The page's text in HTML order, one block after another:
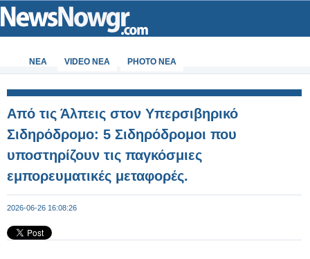
ΝΕΑ VIDEO NEA PHOTO NEA
Από τις Άλπεις στον Υπερσιβηρικό
Σιδηρόδρομο: 5 Σιδηρόδρομοι που
υποστηρίζουν τις παγκόσμιες
εμπορευματικές μεταφορές.
2026-06-26 16:08:26